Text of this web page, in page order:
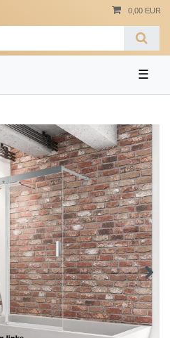
0,00 EUR
☰